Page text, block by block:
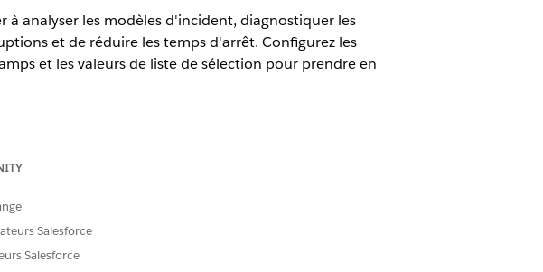
à analyser les modèles d'incident, diagnostiquer les
et de réduire les temps d'arrêt. Configurez les
et les valeurs de liste de sélection pour prendre en
et ses fonctionnalités associées pour Agentforce IT
Salesforce
Salesforce